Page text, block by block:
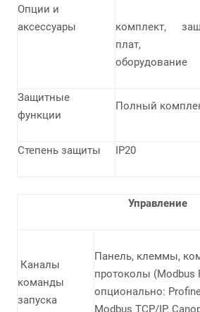
Опции и
аксессуары
комплект,
плат,
оборудование
Защитные
функции
Полный
Степень защиты IP20
Управление
Каналы
команды
запуска
Панель, клеммы,
протоколы (Modbus
опционально:
Modbus TCP/IP,